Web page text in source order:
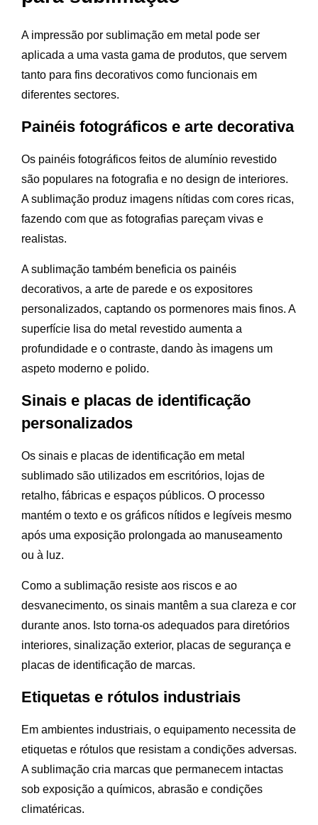
A impressão por sublimação em metal pode ser
aplicada a uma vasta gama de produtos, que servem
tanto para fins decorativos como funcionais em
diferentes sectores.
Painéis fotográficos e arte decorativa
Os painéis fotográficos feitos de alumínio revestido
são populares na fotografia e no design de interiores.
A sublimação produz imagens nítidas com cores ricas,
fazendo com que as fotografias pareçam vivas e
realistas.
A sublimação também beneficia os painéis
decorativos, a arte de parede e os expositores
personalizados, captando os pormenores mais finos. A
superfície lisa do metal revestido aumenta a
profundidade e o contraste, dando às imagens um
aspeto moderno e polido.
Sinais e placas de identificação
personalizados
Os sinais e placas de identificação em metal
sublimado são utilizados em escritórios, lojas de
retalho, fábricas e espaços públicos. O processo
mantém o texto e os gráficos nítidos e legíveis mesmo
após uma exposição prolongada ao manuseamento
ou à luz.
Como a sublimação resiste aos riscos e ao
desvanecimento, os sinais mantêm a sua clareza e cor
durante anos. Isto torna-os adequados para diretórios
interiores, sinalização exterior, placas de segurança e
placas de identificação de marcas.
Etiquetas e rótulos industriais
Em ambientes industriais, o equipamento necessita de
etiquetas e rótulos que resistam a condições adversas.
A sublimação cria marcas que permanecem intactas
sob exposição a químicos, abrasão e condições
climatéricas.